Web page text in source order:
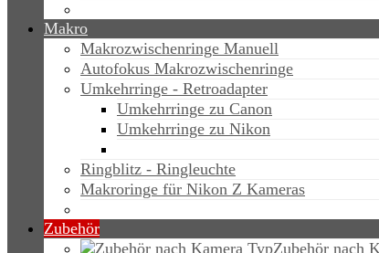
Makro
Makrozwischenringe Manuell
Autofokus Makrozwischenringe
Umkehrringe - Retroadapter
Umkehrringe zu Canon
Umkehrringe zu Nikon
Ringblitz - Ringleuchte
Makroringe für Nikon Z Kameras
Zubehör
Zubehör nach